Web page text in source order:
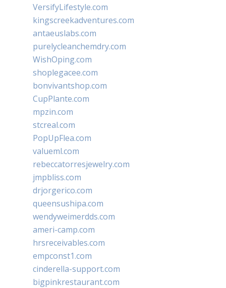
VersifyLifestyle.com
kingscreekadventures.com
antaeuslabs.com
purelycleanchemdry.com
WishOping.com
shoplegacee.com
bonvivantshop.com
CupPlante.com
mpzin.com
stcreal.com
PopUpFlea.com
valueml.com
rebeccatorresjewelry.com
jmpbliss.com
drjorgerico.com
queensushipa.com
wendyweimerdds.com
ameri-camp.com
hrsreceivables.com
empconst1.com
cinderella-support.com
bigpinkrestaurant.com